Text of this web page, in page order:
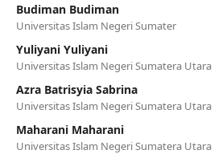
Budiman Budiman
Universitas Islam Negeri Sumater
Yuliyani Yuliyani
Universitas Islam Negeri Sumatera Utara
Azra Batrisyia Sabrina
Universitas Islam Negeri Sumatera Utara
Maharani Maharani
Universitas Islam Negeri Sumatera Utara